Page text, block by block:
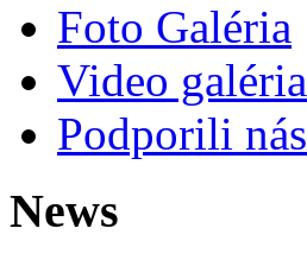
Foto Galéria
Video galéria
Podporili nás
News